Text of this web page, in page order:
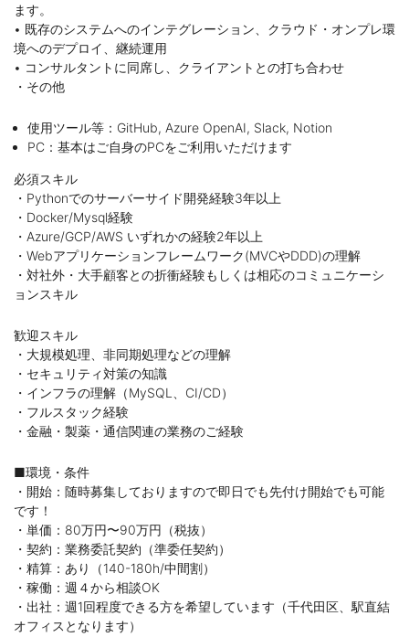
ます。
• 既存のシステムへのインテグレーション、クラウド・オンプレ環
境へのデプロイ、継続運用
• コンサルタントに同席し、クライアントとの打ち合わせ
・その他
使用ツール等：GitHub, Azure OpenAI, Slack, Notion
PC：基本はご自身のPCをご利用いただけます
必須スキル
・Pythonでのサーバーサイド開発経験3年以上
・Docker/Mysql経験
・Azure/GCP/AWS いずれかの経験2年以上
・Webアプリケーションフレームワーク(MVCやDDD)の理解
・対社外・大手顧客との折衝経験もしくは相応のコミュニケーシ
ョンスキル
歓迎スキル
・大規模処理、非同期処理などの理解
・セキュリティ対策の知識
・インフラの理解（MySQL、CI/CD）
・フルスタック経験
・金融・製薬・通信関連の業務のご経験
■環境・条件
・開始：随時募集しておりますので即日でも先付け開始でも可能
です！
・単価：80万円〜90万円（税抜）
・契約：業務委託契約（準委任契約）
・精算：あり（140-180h/中間割）
・稼働：週４から相談OK
・出社：週1回程度できる方を希望しています（千代田区、駅直結
オフィスとなります）